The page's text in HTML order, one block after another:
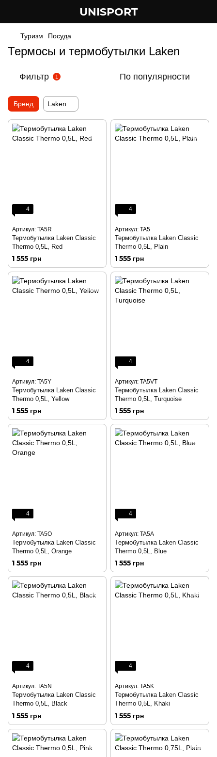
UNISPORT
Туризм Посуда
Термосы и термобутылки Laken
Фильтр 1 По популярности
Бренд Laken
4
Артикул: TA5R
Термобутылка Laken Classic
Thermo 0,5L, Red
1 555 грн
4
Артикул: TA5
Термобутылка Laken Classic
Thermo 0,5L, Plain
1 555 грн
4
Артикул: TA5Y
Термобутылка Laken Classic
Thermo 0,5L, Yellow
1 555 грн
4
Артикул: TA5VT
Термобутылка Laken Classic
Thermo 0,5L, Turquoise
1 555 грн
4
Артикул: TA5O
Термобутылка Laken Classic
Thermo 0,5L, Orange
1 555 грн
4
Артикул: TA5A
Термобутылка Laken Classic
Thermo 0,5L, Blue
1 555 грн
4
Артикул: TA5N
Термобутылка Laken Classic
Thermo 0,5L, Black
1 555 грн
4
Артикул: TA5K
Термобутылка Laken Classic
Thermo 0,5L, Khaki
1 555 грн